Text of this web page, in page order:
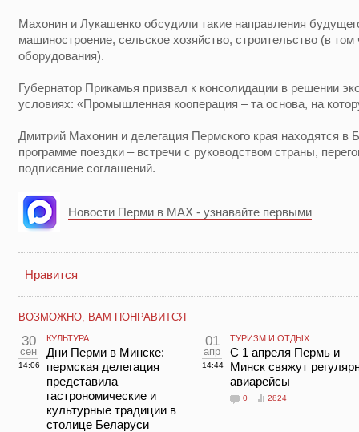
Махонин и Лукашенко обсудили такие направления
машиностроение, сельское хозяйство, строительство (в
оборудования).
Губернатор Прикамья призвал к консолидации в решении
условиях: «Промышленная кооперация – та основа, на
Дмитрий Махонин и делегация Пермского края находятся в
программе поездки – встречи с руководством страны,
подписание соглашений.
Новости Перми в MAX - узнавайте первыми
Нравится
ВОЗМОЖНО, ВАМ ПОНРАВИТСЯ
30
сен
14:06
КУЛЬТУРА
Дни Перми в Минске:
пермская делегация
представила
гастрономические и
культурные традиции в
столице Беларуси
01
апр
14:44
ТУРИЗМ И ОТДЫХ
С 1 апреля Пермь и
Минск свяжут
авиарейсы
0 2824